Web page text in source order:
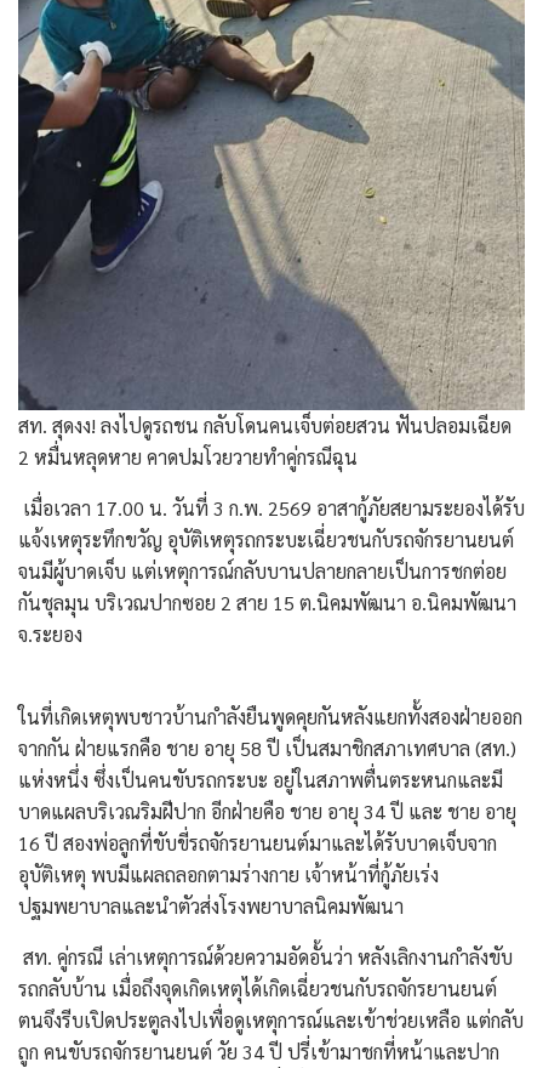
สท. สุดงง! ลงไปดูรถชน กลับโดนคนเจ็บต่อยสวน ฟันปลอมเฉียด
2 หมื่นหลุดหาย คาดปมโวยวายทำคู่กรณีฉุน
​ เมื่อเวลา 17.00 น. วันที่ 3 ก.พ. 2569 อาสากู้ภัยสยามระยองได้รับ
แจ้งเหตุระทึกขวัญ อุบัติเหตุรถกระบะเฉี่ยวชนกับรถจักรยานยนต์
จนมีผู้บาดเจ็บ แต่เหตุการณ์กลับบานปลายกลายเป็นการชกต่อย
กันชุลมุน บริเวณปากซอย 2 สาย 15 ต.นิคมพัฒนา อ.นิคมพัฒนา
จ.ระยอง
​ในที่เกิดเหตุพบชาวบ้านกำลังยืนพูดคุยกันหลังแยกทั้งสองฝ่ายออก
จากกัน ฝ่ายแรกคือ ชาย อายุ 58 ปี เป็นสมาชิกสภาเทศบาล (สท.)
แห่งหนึ่ง ซึ่งเป็นคนขับรถกระบะ อยู่ในสภาพตื่นตระหนกและมี
บาดแผลบริเวณริมฝีปาก อีกฝ่ายคือ ชาย อายุ 34 ปี และ ชาย อายุ
16 ปี สองพ่อลูกที่ขับขี่รถจักรยานยนต์มาและได้รับบาดเจ็บจาก
อุบัติเหตุ พบมีแผลถลอกตามร่างกาย เจ้าหน้าที่กู้ภัยเร่ง
ปฐมพยาบาลและนำตัวส่งโรงพยาบาลนิคมพัฒนา
​ สท. คู่กรณี เล่าเหตุการณ์ด้วยความอัดอั้นว่า หลังเลิกงานกำลังขับ
รถกลับบ้าน เมื่อถึงจุดเกิดเหตุได้เกิดเฉี่ยวชนกับรถจักรยานยนต์
ตนจึงรีบเปิดประตูลงไปเพื่อดูเหตุการณ์และเข้าช่วยเหลือ แต่กลับ
ถูก คนขับรถจักรยานยนต์ วัย 34 ปี ปรี่เข้ามาชกที่หน้าและปาก